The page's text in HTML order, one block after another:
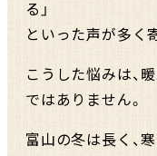
る」
といった声が多く
こうした悩みは、
ではありません。
富山の冬は長く、